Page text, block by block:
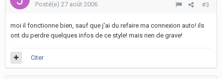
#3
Posté(e) 27 août 2006
moi il fonctionne bien, sauf que j'ai du refaire ma connexion auto! ils
ont du perdre quelques infos de ce style! mais rien de grave!
Citer